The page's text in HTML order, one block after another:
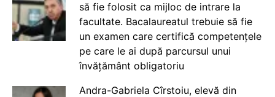
să fie folosit ca mijloc de intrare la
facultate. Bacalaureatul trebuie să fie
un examen care certifică competențele
pe care le ai după parcursul unui
învățământ obligatoriu
Andra-Gabriela Cîrstoiu, elevă din